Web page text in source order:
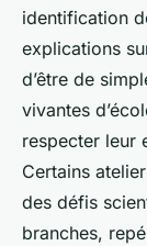
identification
explications
d’être de
vivantes
respecter leur
Certains
des défis
branches,